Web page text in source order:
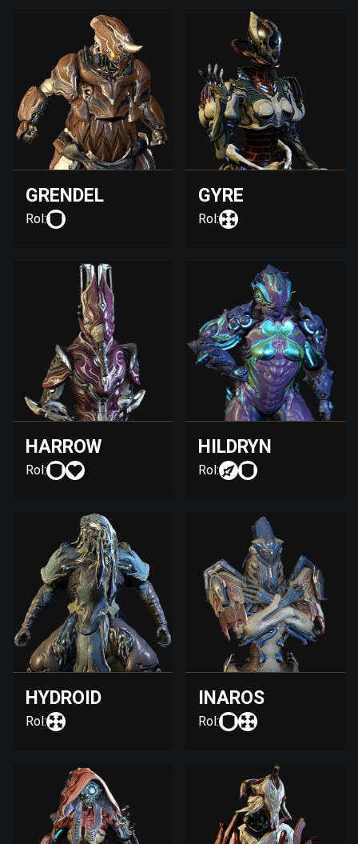
GRENDEL
Rol:
GYRE
Rol:
HARROW
Rol:
HILDRYN
Rol:
HYDROID
Rol:
INAROS
Rol: